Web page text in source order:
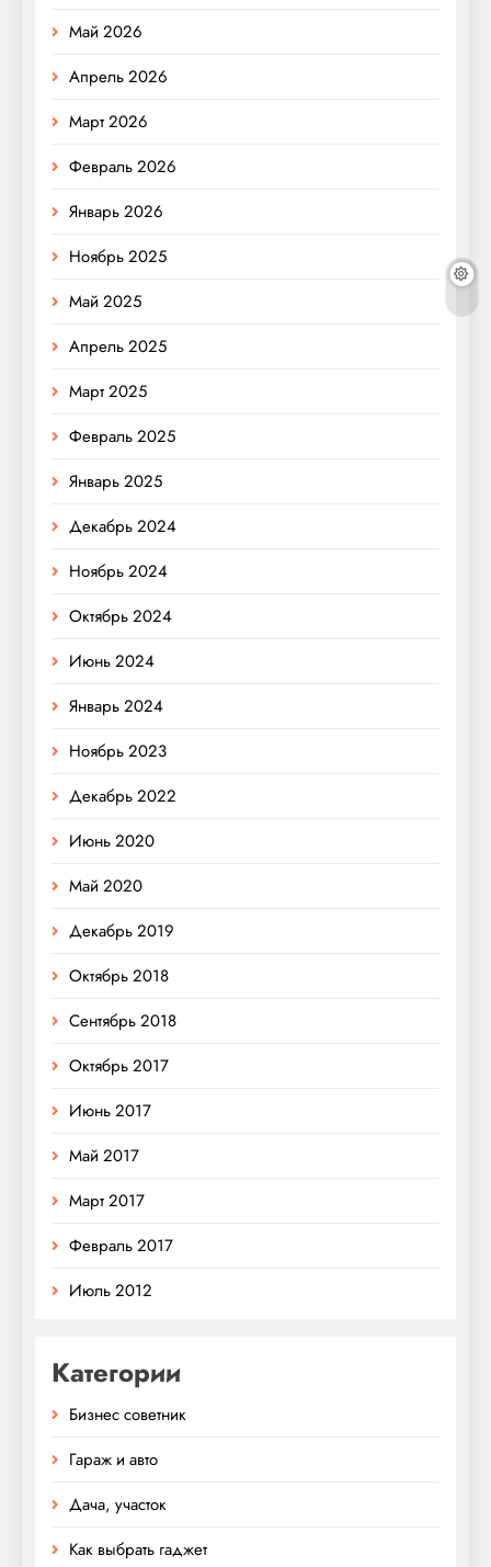
Май 2026
Апрель 2026
Март 2026
Февраль 2026
Январь 2026
Ноябрь 2025
Май 2025
Апрель 2025
Март 2025
Февраль 2025
Январь 2025
Декабрь 2024
Ноябрь 2024
Октябрь 2024
Июнь 2024
Январь 2024
Ноябрь 2023
Декабрь 2022
Июнь 2020
Май 2020
Декабрь 2019
Октябрь 2018
Сентябрь 2018
Октябрь 2017
Июнь 2017
Май 2017
Март 2017
Февраль 2017
Июль 2012
Категории
Бизнес советник
Гараж и авто
Дача, участок
Как выбрать гаджет